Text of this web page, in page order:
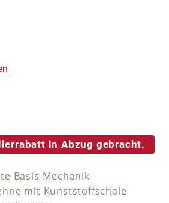
von 5 Sternen
in Abzug gebracht.
Basis-Mechanik
mit Kunststoffschale